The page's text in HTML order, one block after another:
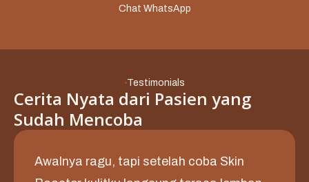
Chat WhatsApp
Testimonials
Cerita Nyata dari Pasien yang
Sudah Mencoba
Awalnya ragu, tapi setelah coba Skin